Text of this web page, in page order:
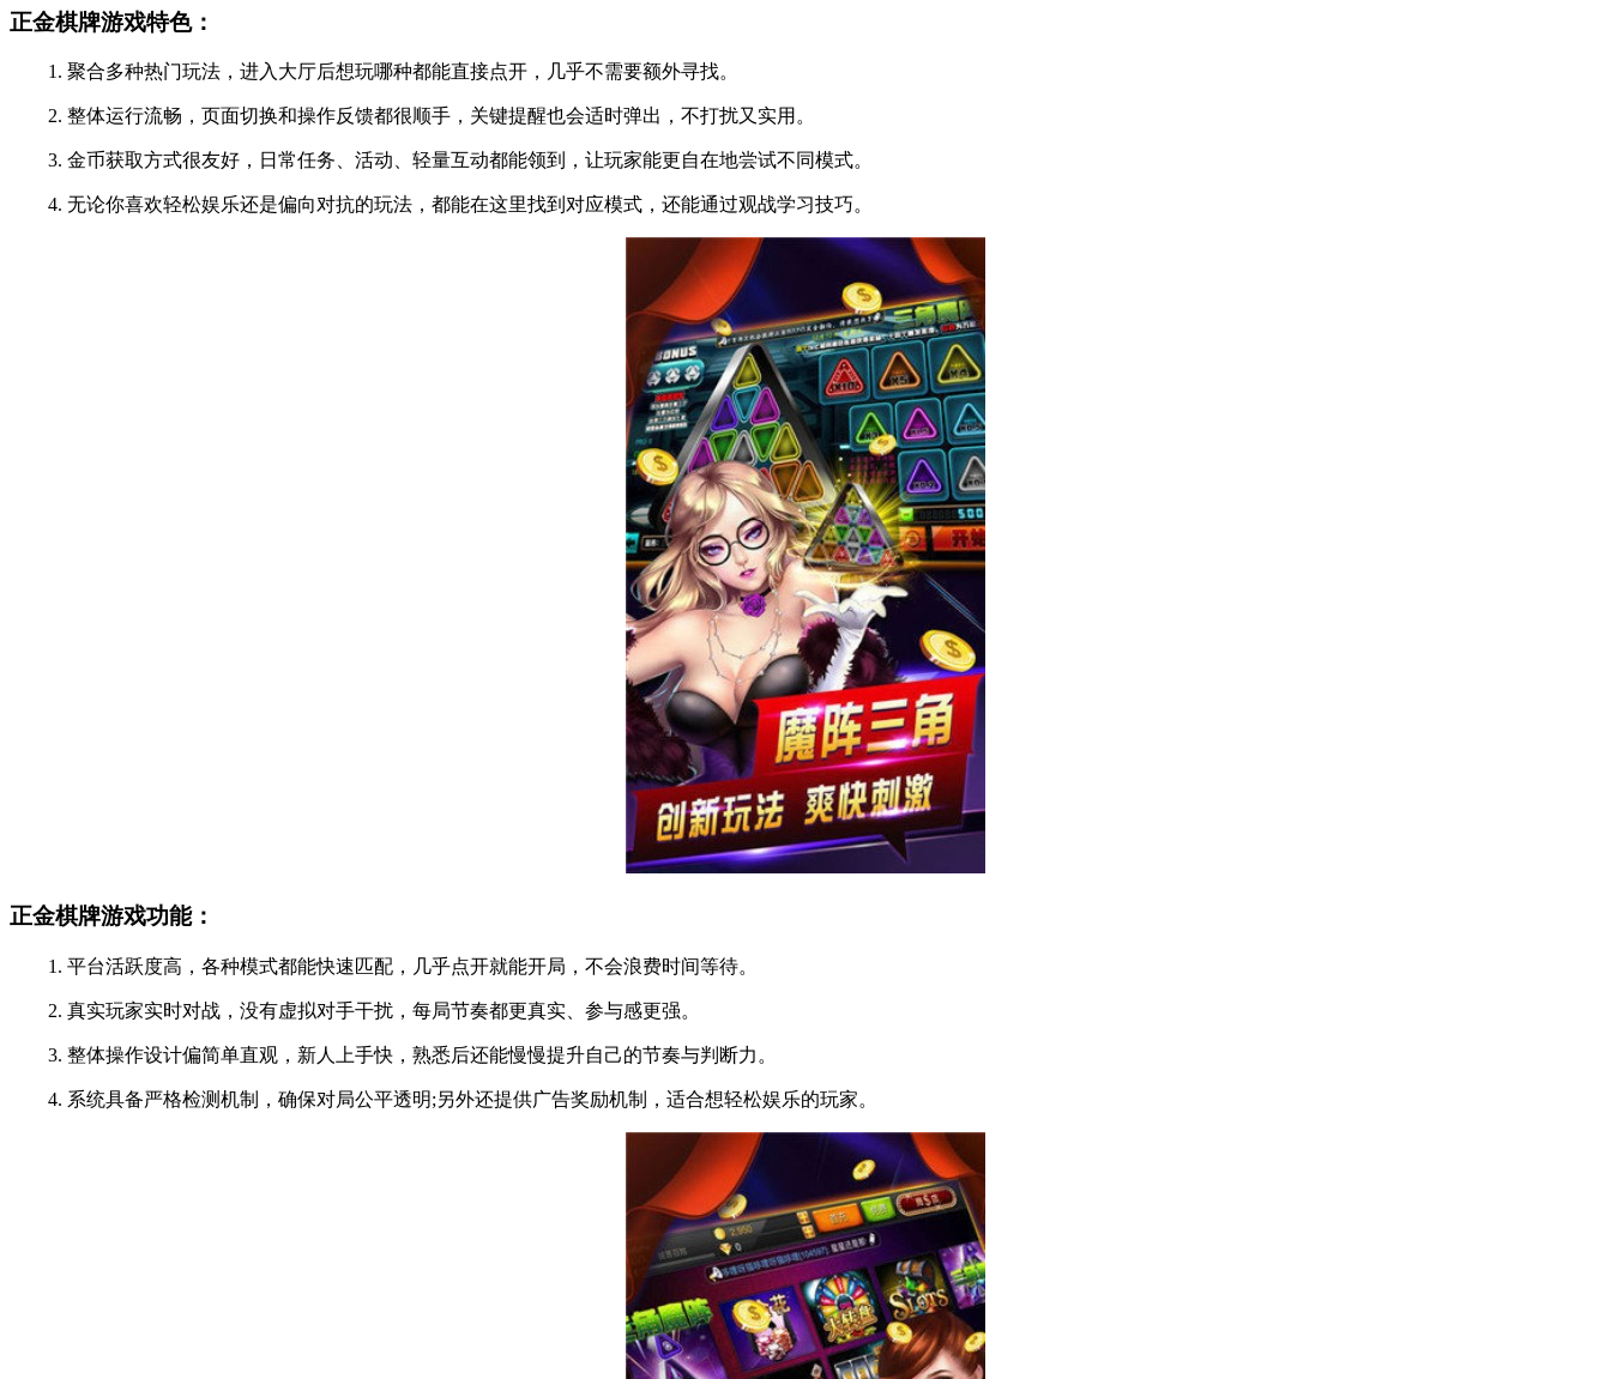
正金棋牌游戏特色：
1. 聚合多种热门玩法，进入大厅后想玩哪种都能直接点开，几乎不需要额外寻找。
2. 整体运行流畅，页面切换和操作反馈都很顺手，关键提醒也会适时弹出，不打扰又实用。
3. 金币获取方式很友好，日常任务、活动、轻量互动都能领到，让玩家能更自在地尝试不同模式。
4. 无论你喜欢轻松娱乐还是偏向对抗的玩法，都能在这里找到对应模式，还能通过观战学习技巧。
正金棋牌游戏功能：
1. 平台活跃度高，各种模式都能快速匹配，几乎点开就能开局，不会浪费时间等待。
2. 真实玩家实时对战，没有虚拟对手干扰，每局节奏都更真实、参与感更强。
3. 整体操作设计偏简单直观，新人上手快，熟悉后还能慢慢提升自己的节奏与判断力。
4. 系统具备严格检测机制，确保对局公平透明;另外还提供广告奖励机制，适合想轻松娱乐的玩家。